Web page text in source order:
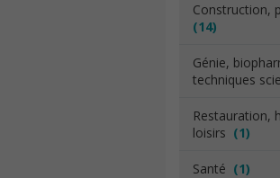
Construction,
(14)
Génie,
techniques
Restauration,
loisirs (1)
Santé (1)